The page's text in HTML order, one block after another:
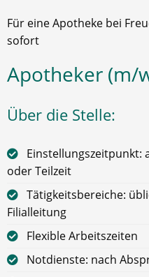
Für eine Apotheke bei
sofort
Apotheker (m/
Über die Stelle:
Einstellungszeitpunkt:
oder Teilzeit
Tätigkeitsbereiche:
Filialleitung
Flexible Arbeitszeiten
Notdienste: nach